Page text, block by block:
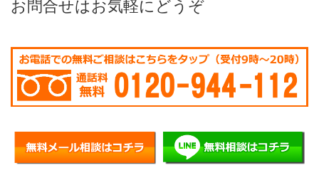
お問合せはお気軽にどうぞ